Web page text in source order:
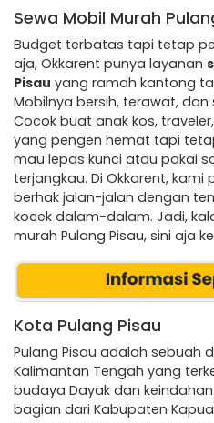
Sewa Mobil Murah
Budget terbatas tapi tetap
aja, Okkarent punya layanan
Pisau yang ramah kantong
Mobilnya bersih, terawat, dan
Cocok buat anak kos,
yang pengen hemat tapi
mau lepas kunci atau pakai
terjangkau. Di Okkarent,
berhak jalan-jalan dengan
kocek dalam-dalam. Jadi,
murah Pulang Pisau, sini aja
Kota Pulang Pisau
Pulang Pisau adalah sebuah
Kalimantan Tengah yang
budaya Dayak dan
bagian dari Kabupaten